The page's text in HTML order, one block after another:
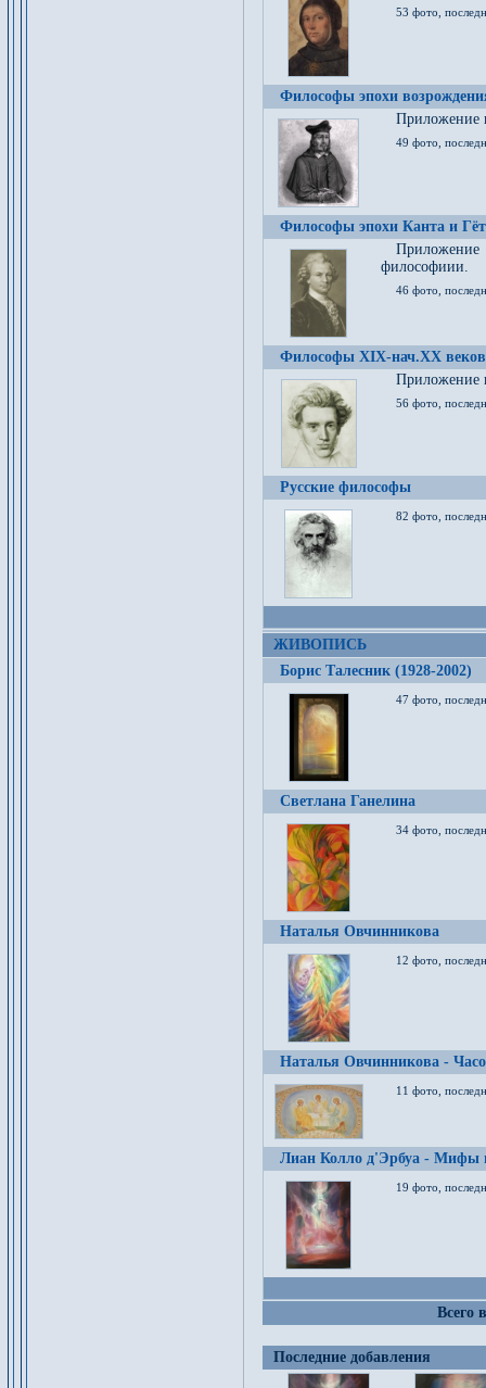
53 фото,
Философы эпохи
Приложение
49 фото,
Философы эпохи Канта и
философиии.
46 фото,
Философы XIX-нач.XX веков
Приложение
56 фото,
Русские философы
82 фото,
ЖИВОПИСЬ
Борис Талесник (1928-2002)
47 фото,
Светлана Ганелина
34 фото,
Наталья Овчинникова
12 фото,
Наталья Овчинникова -
11 фото,
Лиан Колло д'Эрбуа - Мифы
19 фото,
Всего
Последние добавления